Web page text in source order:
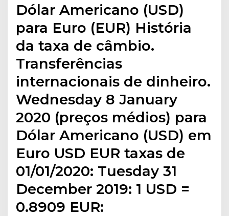
Dólar Americano (USD)
para Euro (EUR) História
da taxa de câmbio.
Transferências
internacionais de dinheiro.
Wednesday 8 January
2020 (preços médios) para
Dólar Americano (USD) em
Euro USD EUR taxas de
01/01/2020: Tuesday 31
December 2019: 1 USD =
0.8909 EUR: